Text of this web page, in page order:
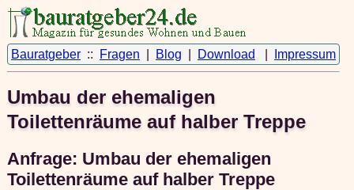
Bauratgeber :: Fragen Blog Download Impressum
Umbau der ehemaligen
Toilettenräume auf halber Treppe
Anfrage: Umbau der ehemaligen
Toilettenräume auf halber Treppe